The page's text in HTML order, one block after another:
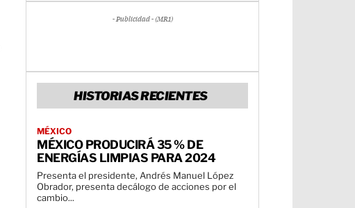
- Publicidad - (MR1)
HISTORIAS RECIENTES
MÉXICO
MÉXICO PRODUCIRÁ 35 % DE
ENERGÍAS LIMPIAS PARA 2024
Presenta el presidente, Andrés Manuel López
Obrador, presenta decálogo de acciones por el
cambio...